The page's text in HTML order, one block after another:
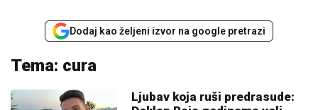
Dodaj kao željeni izvor na google pretrazi
Tema: cura
Ljubav koja ruši predrasude: